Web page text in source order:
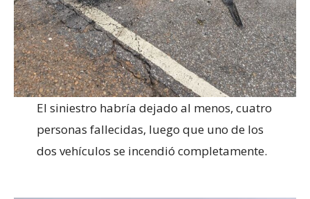
El siniestro habría dejado al menos, cuatro
personas fallecidas, luego que uno de los
dos vehículos se incendió completamente.